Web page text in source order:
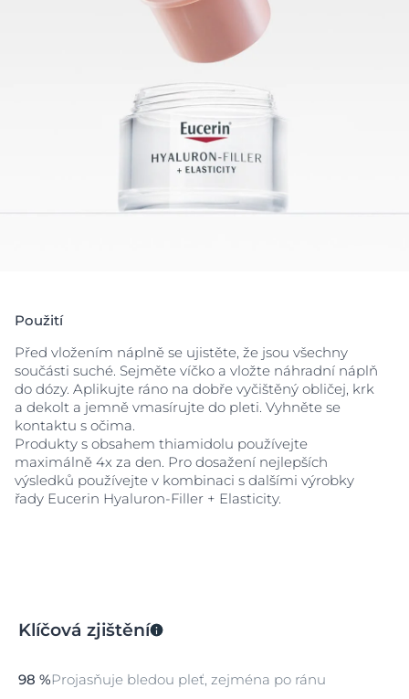
Hyaluron-Filler + Elasticity Denní krém Rosé s
SPF 30 Náhradní náplňobsahuje o 90 % méně plastu
ve srovnání se standardní Eucerin dózou péče o pleť.
Používáním této náhradní náplně můžete pomoci
snížit množství plastového odpadu a přispět k
udržitelnějšímu cyklu výrobků. Kompatibilní se všemi
dózami Eucerin Péče o pleť.
Použití
Před vložením náplně se ujistěte, že jsou všechny
součásti suché. Sejměte víčko a vložte náhradní náplň
do dózy. Aplikujte ráno na dobře vyčištěný obličej, krk
a dekolt a jemně vmasírujte do pleti. Vyhněte se
kontaktu s očima.
Produkty s obsahem thiamidolu používejte
maximálně 4x za den. Pro dosažení nejlepších
výsledků používejte v kombinaci s dalšími výrobky
řady Eucerin Hyaluron-Filler + Elasticity.
Klíčová zjištění
98 %Projasňuje bledou pleť, zejména po ránu